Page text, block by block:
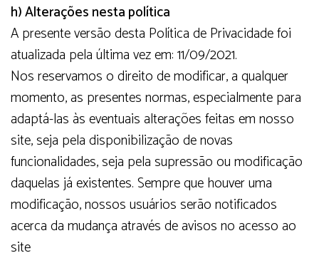
h) Alterações nesta política
A presente versão desta Política de Privacidade foi
atualizada pela última vez em: 11/09/2021.
Nos reservamos o direito de modificar, a qualquer
momento, as presentes normas, especialmente para
adaptá-las às eventuais alterações feitas em nosso
site, seja pela disponibilização de novas
funcionalidades, seja pela supressão ou modificação
daquelas já existentes. Sempre que houver uma
modificação, nossos usuários serão notificados
acerca da mudança através de avisos no acesso ao
site